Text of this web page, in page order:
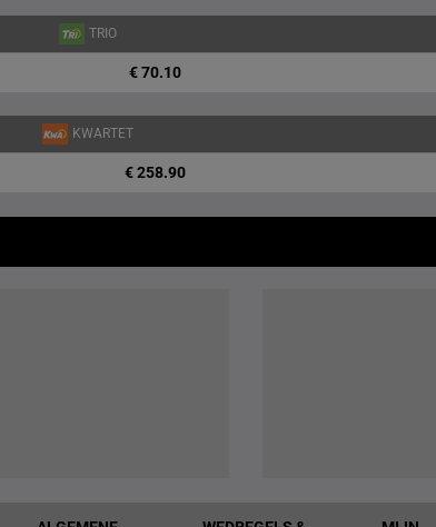
TRIO
€ 70.10
KWARTET
€ 258.90